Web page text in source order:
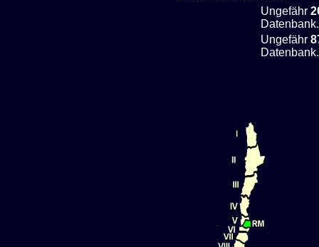
Ungefähr
Datenbank.
Ungefähr
Datenbank.